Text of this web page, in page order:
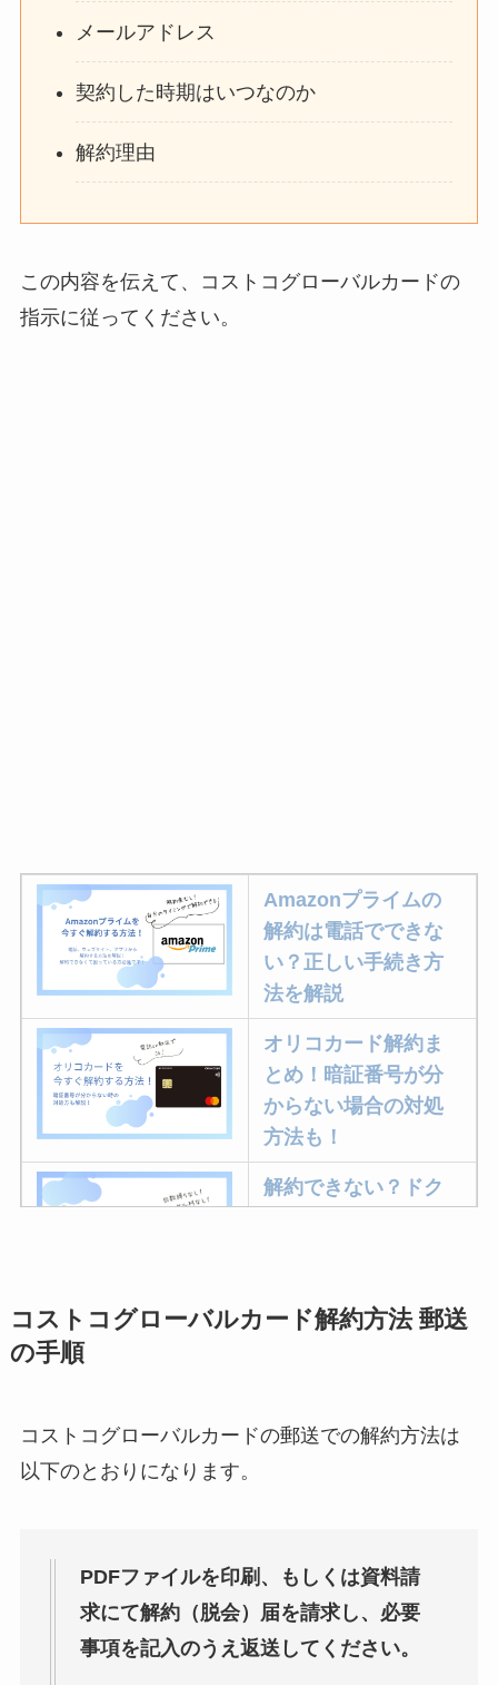
メールアドレス
契約した時期はいつなのか
解約理由
この内容を伝えて、コストコグローバルカードの
指示に従ってください。
Amazonプライムの
解約は電話でできな
い？正しい手続き方
法を解説
オリコカード解約ま
とめ！暗証番号が分
からない場合の対処
方法も！
解約できない？ドク
ミュゼプラチナムの
詳しく解説！
ユンス美容液の解約
まとめ！電話が繋が
コストコグローバルカード解約方法 郵送
の手順
コストコグローバルカードの郵送での解約方法は
以下のとおりになります。
PDFファイルを印刷、もしくは資料請
求にて解約（脱会）届を請求し、必要
事項を記入のうえ返送してください。